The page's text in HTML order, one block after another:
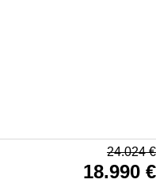
24.024€
18.990 €